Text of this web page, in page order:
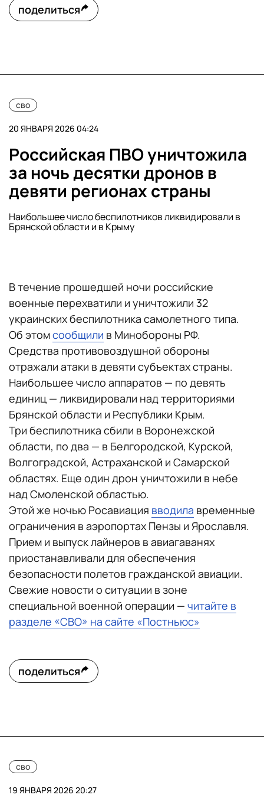
поделиться
сво
20 ЯНВАРЯ 2026 04:24
Российская ПВО уничтожила
за ночь десятки дронов в
девяти регионах страны
Наибольшее число беспилотников ликвидировали в
Брянской области и в Крыму
В течение прошедшей ночи российские
военные перехватили и уничтожили 32
украинских беспилотника самолетного типа.
Об этомсообщили в Минобороны РФ.
Средства противовоздушной обороны
отражали атаки в девяти субъектах страны.
Наибольшее число аппаратов — по девять
единиц — ликвидировали над территориями
Брянской области и Республики Крым.
Три беспилотника сбили в Воронежской
области, по два — в Белгородской, Курской,
Волгоградской, Астраханской и Самарской
областях. Еще один дрон уничтожили в небе
над Смоленской областью.
Этой же ночью Росавиация вводила временные
ограничения в аэропортах Пензы и Ярославля.
Прием и выпуск лайнеров в авиагаванях
приостанавливали для обеспечения
безопасности полетов гражданской авиации.
Свежие новости о ситуации в зоне
специальной военной операции — читайте в
разделе «СВО» на сайте «Постньюс»
поделиться
сво
19 ЯНВАРЯ 2026 20:27